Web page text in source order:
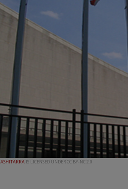
ASHITAKKA IS LICENSED UNDER CC BY-NC 2.0